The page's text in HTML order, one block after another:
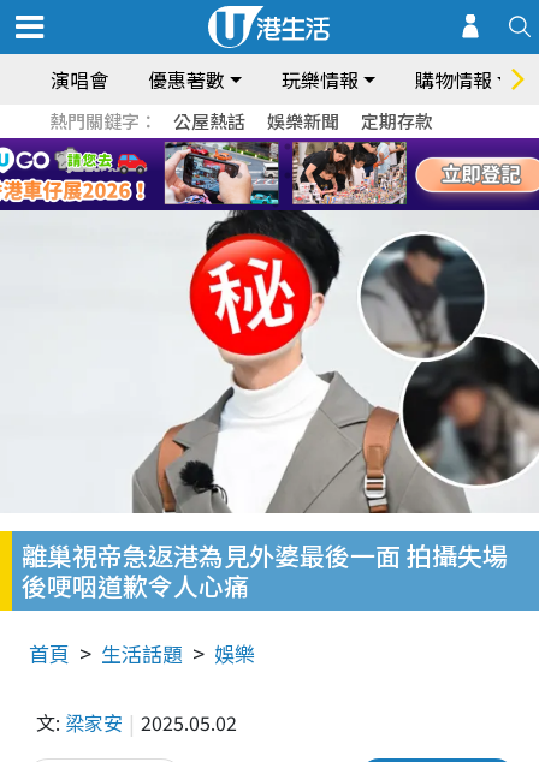
演唱會 優惠著數 玩樂情報 購物情報
熱門關鍵字： 公屋熱話 娛樂新聞 定期存款
離巢視帝急返港為見外婆最後一面 拍攝失場
後哽咽道歉令人心痛
首頁 生活話題 娛樂
文: 梁家安 2025.05.02